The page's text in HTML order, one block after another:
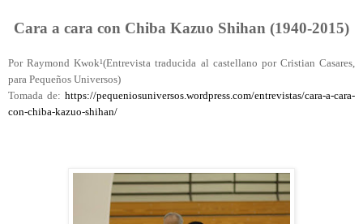
Cara a cara con Chiba Kazuo Shihan (1940-2015)
PorRaymond Kwok¹(Entrevista traducida al castellano por Cristian Casares
para Pequeños Universos)
Tomada de: https://pequeniosuniversos.wordpress.com/entrevistas/cara-a-cara-
con-chiba-kazuo-shihan/